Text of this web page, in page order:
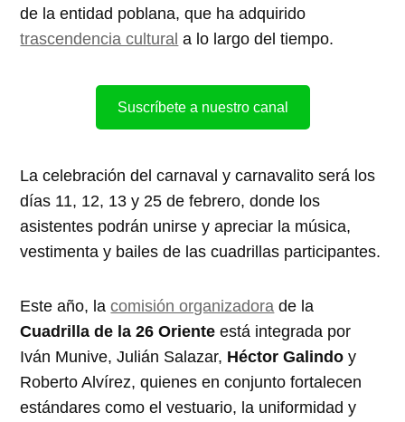
de la entidad poblana, que ha adquirido
trascendencia cultural a lo largo del tiempo.
Suscríbete a nuestro canal
La celebración del carnaval y carnavalito será los
días 11, 12, 13 y 25 de febrero, donde los
asistentes podrán unirse y apreciar la música,
vestimenta y bailes de las cuadrillas participantes.
Este año, lacomisión organizadora de la
Cuadrilla de la 26 Oriente está integrada por
Iván Munive, Julián Salazar, Héctor Galindo y
Roberto Alvírez, quienes en conjunto fortalecen
estándares como el vestuario, la uniformidad y